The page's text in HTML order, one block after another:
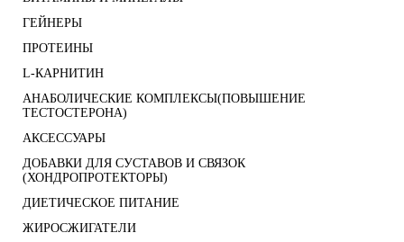
ГЕЙНЕРЫ
ПРОТЕИНЫ
L-КАРНИТИН
АНАБОЛИЧЕСКИЕ КОМПЛЕКСЫ(ПОВЫШЕНИЕ
ТЕСТОСТЕРОНА)
АКСЕССУАРЫ
ДОБАВКИ ДЛЯ СУСТАВОВ И СВЯЗОК
(ХОНДРОПРОТЕКТОРЫ)
ДИЕТИЧЕСКОЕ ПИТАНИЕ
ЖИРОСЖИГАТЕЛИ